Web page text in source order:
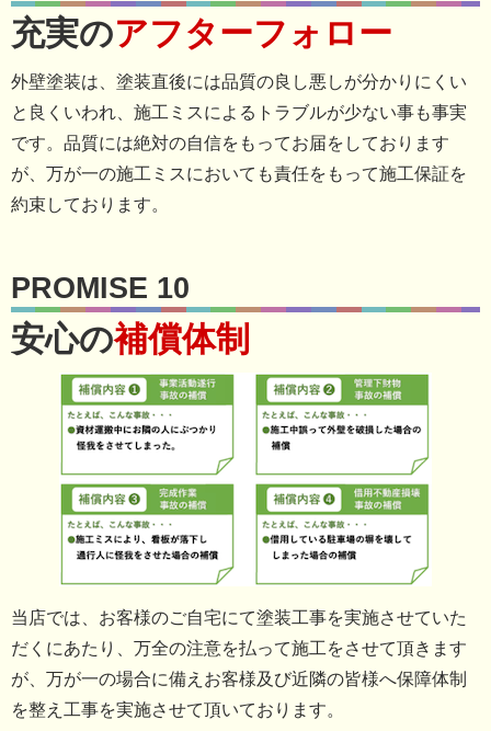
充実のアフターフォロー
外壁塗装は、塗装直後には品質の良し悪しが分かりにくい
と良くいわれ、施工ミスによるトラブルが少ない事も事実
です。品質には絶対の自信をもってお届をしております
が、万が一の施工ミスにおいても責任をもって施工保証を
約束しております。
PROMISE 10
安心の補償体制
当店では、お客様のご自宅にて塗装工事を実施させていた
だくにあたり、万全の注意を払って施工をさせて頂きます
が、万が一の場合に備えお客様及び近隣の皆様へ保障体制
を整え工事を実施させて頂いております。